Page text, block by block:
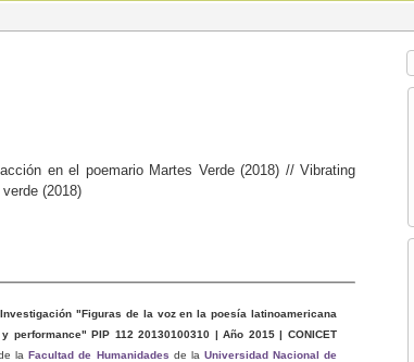
en el poemario Martes Verde (2018) // Vibrating
(2018)
"Figuras de la voz en la poesía latinoamericana
PIP 112 20130100310 | Año 2015 | CONICET
laFacultad de Humanidades de la Universidad Nacional de